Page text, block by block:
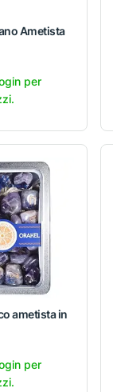
Ametista
per
ametista in
per